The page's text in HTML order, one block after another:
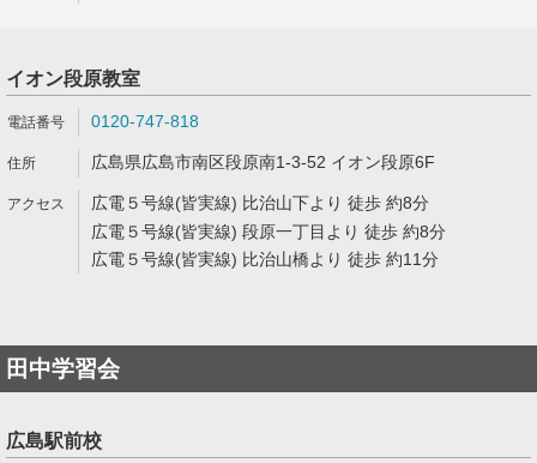
イオン段原教室
0120-747-818
広島県広島市南区段原南1-3-52 イオン段原6F
広電５号線(皆実線) 比治山下より 徒歩 約8分
広電５号線(皆実線) 段原一丁目より 徒歩 約8分
広電５号線(皆実線) 比治山橋より 徒歩 約11分
田中学習会
広島駅前校